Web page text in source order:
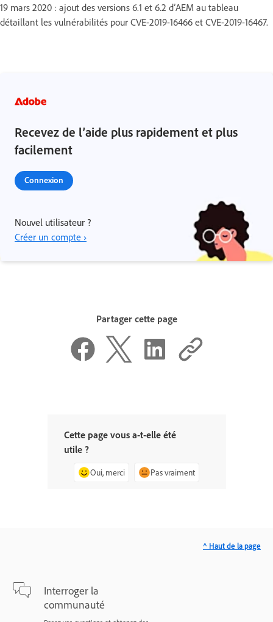
19 mars 2020 : ajout des versions 6.1 et 6.2 d’AEM au tableau
détaillant les vulnérabilités pour CVE-2019-16466 et CVE-2019-16467.
Recevez de l’aide plus rapidement et plus
facilement
Connexion
Nouvel utilisateur ?
Créer un compte ›
Partager cette page
Cette page vous a-t-elle été
utile ?
Oui, merci Pas vraiment
Interroger la
communauté
^ Haut de la page